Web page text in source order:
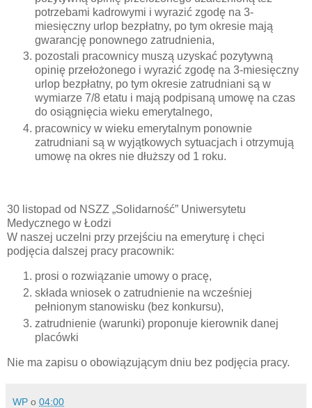
potrzebami kadrowymi i wyrazić zgodę na 3-
miesięczny urlop bezpłatny, po tym okresie mają
gwarancję ponownego zatrudnienia,
pozostali pracownicy muszą uzyskać pozytywną
opinię przełożonego i wyrazić zgodę na 3-miesięczny
urlop bezpłatny, po tym okresie zatrudniani są w
wymiarze 7/8 etatu i mają podpisaną umowę na czas
do osiągnięcia wieku emerytalnego,
pracownicy w wieku emerytalnym ponownie
zatrudniani są w wyjątkowych sytuacjach i otrzymują
umowę na okres nie dłuższy od 1 roku.
30 listopad od NSZZ „Solidarność” Uniwersytetu
Medycznego w Łodzi
W naszej uczelni przy przejściu na emeryturę i chęci
podjęcia dalszej pracy pracownik:
prosi o rozwiązanie umowy o pracę,
składa wniosek o zatrudnienie na wcześniej
pełnionym stanowisku (bez konkursu),
zatrudnienie (warunki) proponuje kierownik danej
placówki
Nie ma zapisu o obowiązującym dniu bez podjęcia pracy.
WP o 04:00